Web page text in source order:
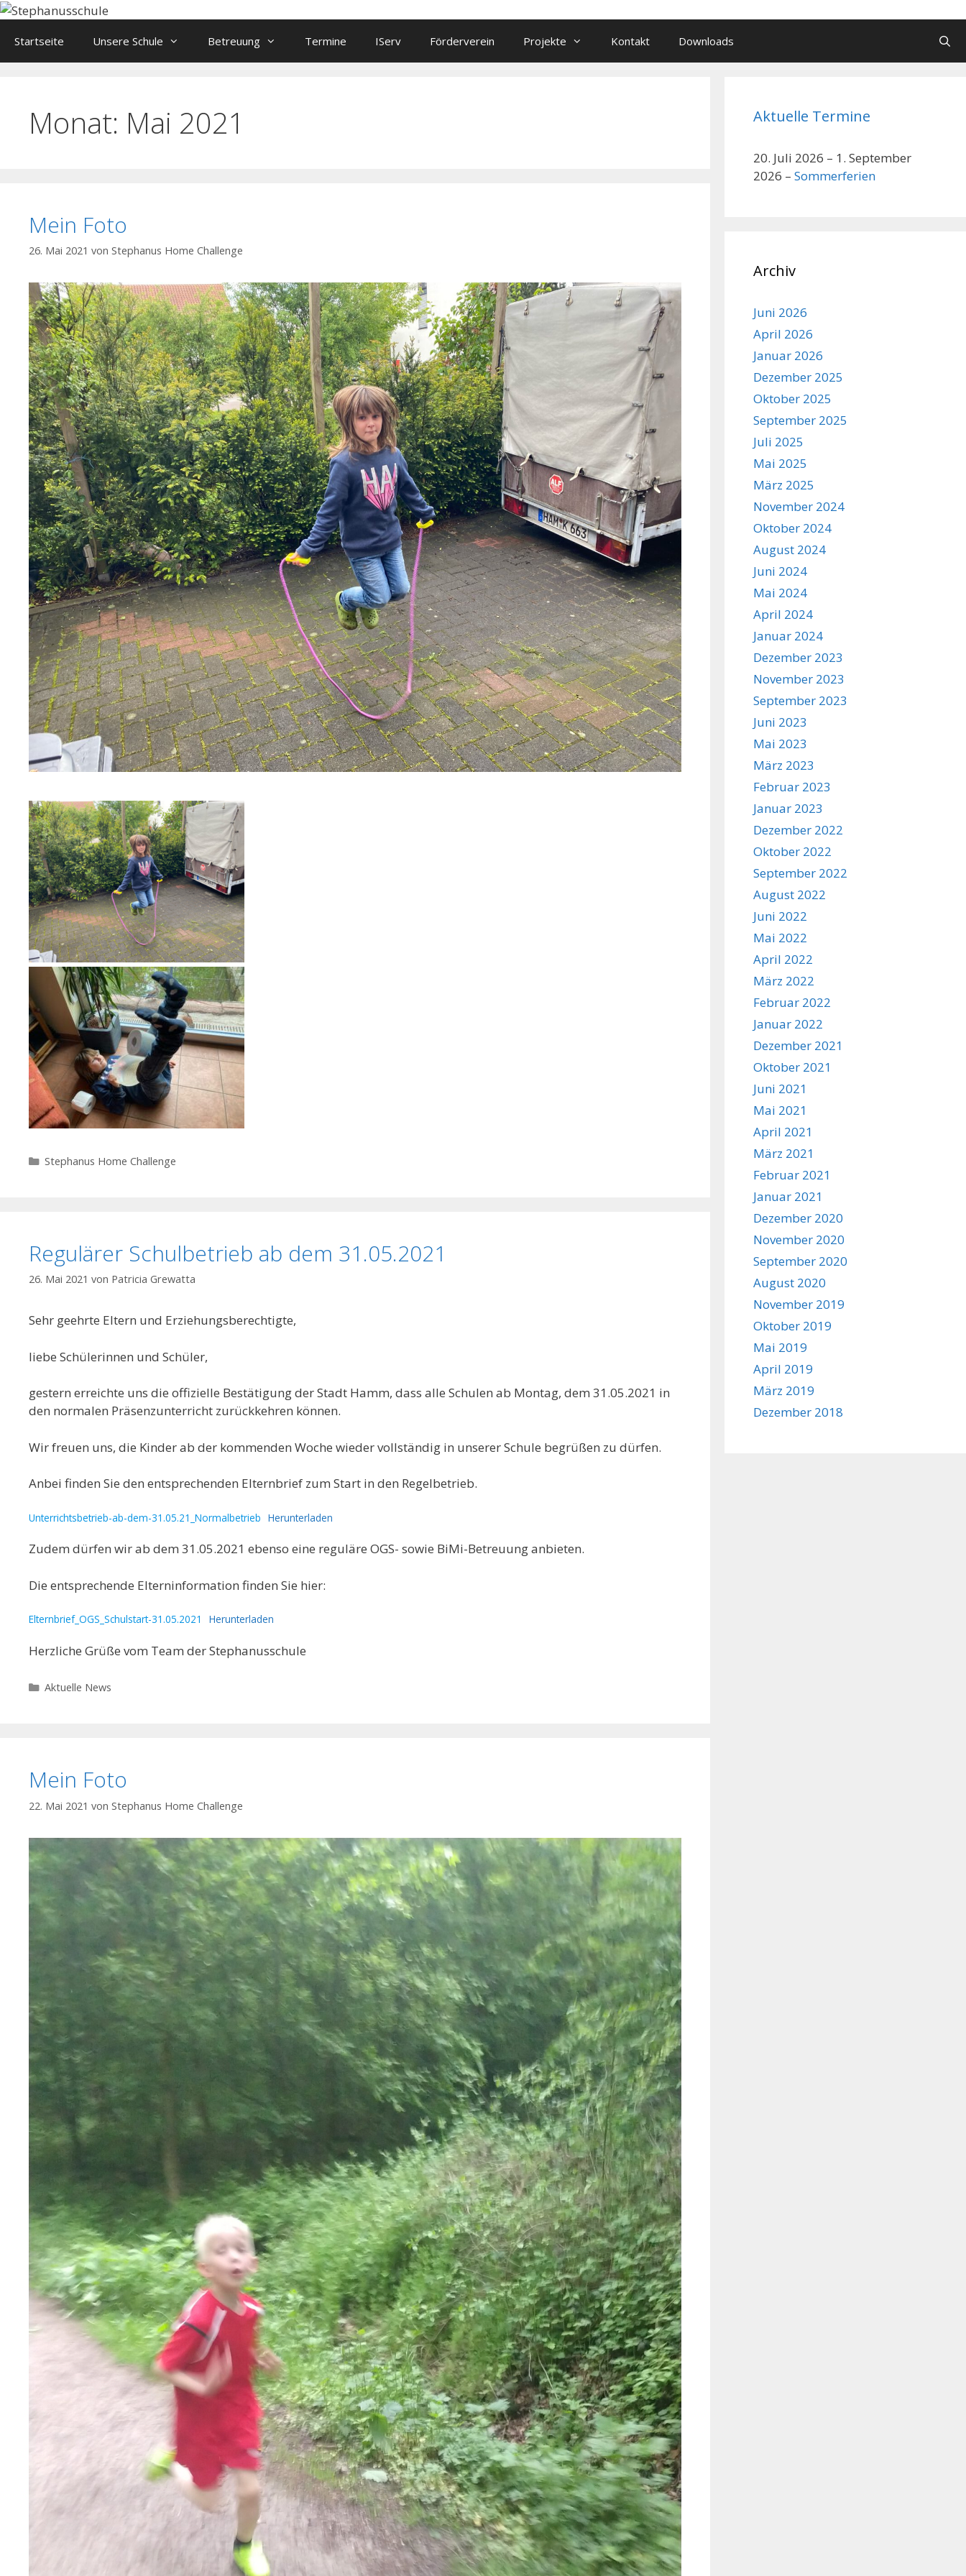
Springe
InhaltStartseite Unsere Schule Betreuung Termine IServ Förderverein Projekte Kontakt Downloads
Monat: Mai 2021
Mein Foto
26. Mai 2021 von Stephanus Home Challenge
Kategorien
Stephanus Home Challenge
Regulärer Schulbetrieb ab dem 31.05.2021
26. Mai 2021 von Patricia Grewatta
Sehr geehrte Eltern und Erziehungsberechtigte,
liebe Schülerinnen und Schüler,
gestern erreichte uns die offizielle Bestätigung der Stadt Hamm, dass alle Schulen ab Montag, dem 31.05.2021 in
den normalen Präsenzunterricht zurückkehren können.
Wir freuen uns, die Kinder ab der kommenden Woche wieder vollständig in unserer Schule begrüßen zu dürfen.
Anbei finden Sie den entsprechenden Elternbrief zum Start in den Regelbetrieb.
Unterrichtsbetrieb-ab-dem-31.05.21_Normalbetrieb Herunterladen
Zudem dürfen wir ab dem 31.05.2021 ebenso eine reguläre OGS- sowie BiMi-Betreuung anbieten.
Die entsprechende Elterninformation finden Sie hier:
Elternbrief_OGS_Schulstart-31.05.2021 Herunterladen
Herzliche Grüße vom Team der Stephanusschule
Kategorien
Aktuelle News
Mein Foto
22. Mai 2021 von Stephanus Home Challenge
Aktuelle Termine
20. Juli 2026 – 1. September
2026 – Sommerferien
Archiv
Juni 2026
April 2026
Januar 2026
Dezember 2025
Oktober 2025
September 2025
Juli 2025
Mai 2025
März 2025
November 2024
Oktober 2024
August 2024
Juni 2024
Mai 2024
April 2024
Januar 2024
Dezember 2023
November 2023
September 2023
Juni 2023
Mai 2023
März 2023
Februar 2023
Januar 2023
Dezember 2022
Oktober 2022
September 2022
August 2022
Juni 2022
Mai 2022
April 2022
März 2022
Februar 2022
Januar 2022
Dezember 2021
Oktober 2021
Juni 2021
Mai 2021
April 2021
März 2021
Februar 2021
Januar 2021
Dezember 2020
November 2020
September 2020
August 2020
November 2019
Oktober 2019
Mai 2019
April 2019
März 2019
Dezember 2018